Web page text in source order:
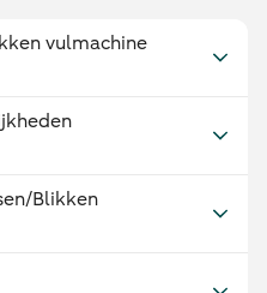
vulmachine
Blikken